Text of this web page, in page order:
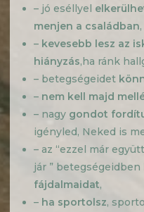
– jó eséllyel
menjen a családban
– kevesebb lesz az
hiányzás,ha ránk
– betegségeidet
– nem kell majd
– nagy gondot
igényled, Neked is
– az “ezzel már
jár ” betegségeidben
fájdalmaidat,
– ha sportolsz,